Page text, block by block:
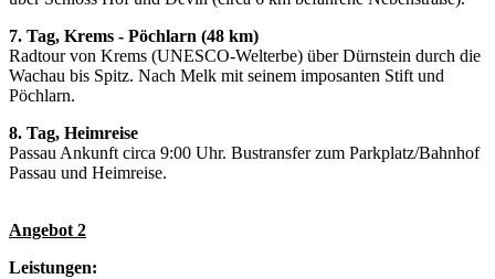
7. Tag, Krems - Pöchlarn (48 km)
Radtour von Krems (UNESCO-Welterbe) über Dürnstein durch die
Wachau bis Spitz. Nach Melk mit seinem imposanten Stift und
Pöchlarn.
8. Tag, Heimreise
Passau Ankunft circa 9:00 Uhr. Bustransfer zum Parkplatz/Bahnhof
Passau und Heimreise.
Angebot 2
Leistungen: